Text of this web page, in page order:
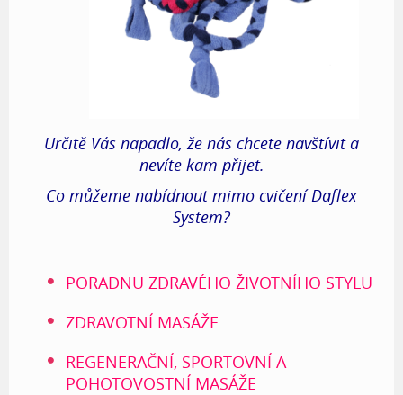
Určitě Vás napadlo, že nás chcete navštívit a
nevíte kam přijet.
Co můžeme nabídnout mimo cvičení Daflex
System?
PORADNU ZDRAVÉHO ŽIVOTNÍHO STYLU
ZDRAVOTNÍ MASÁŽE
REGENERAČNÍ, SPORTOVNÍ A
POHOTOVOSTNÍ MASÁŽE